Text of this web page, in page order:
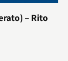
– Rito